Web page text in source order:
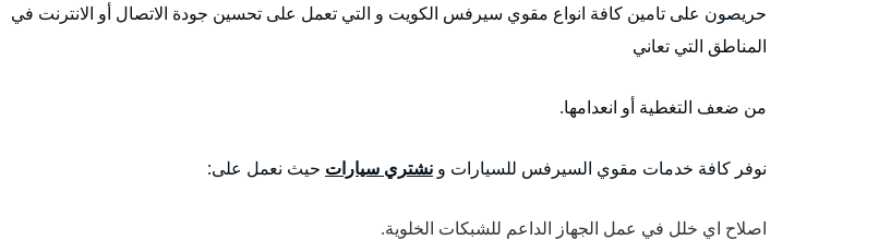
حريصون على تامين كافة انواع مقوي سيرفس الكويت و التي تعمل على تحسين جودة الاتصال أو الانترنت في
المناطق التي تعاني
من ضعف التغطية أو انعدامها.
نوفر كافة خدمات مقوي السيرفس للسيارات و نشتري سيارات حيث نعمل على:
اصلاح اي خلل في عمل الجهاز الداعم للشبكات الخلوية.